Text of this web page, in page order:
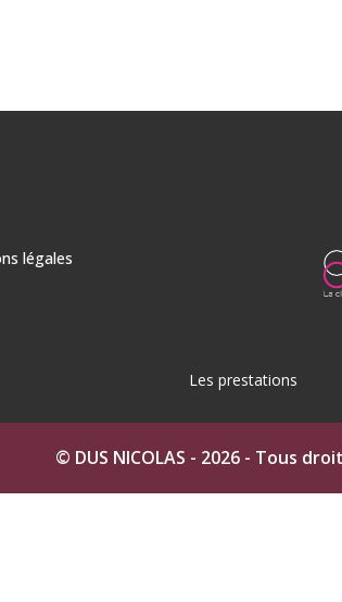
légales
Les prestations
Ciré à Auch Béton ciré dans le Gers
© DUS NICOLAS - 2026 - Tous